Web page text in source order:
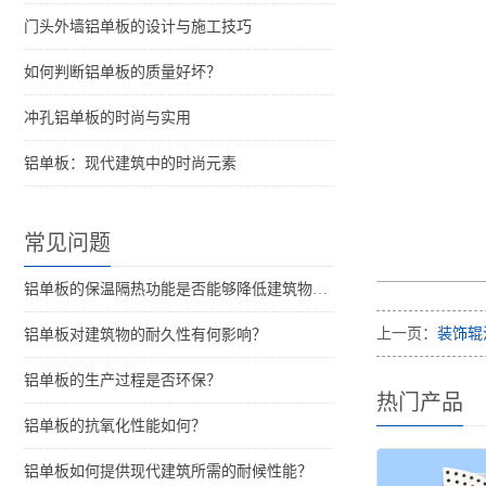
门头外墙铝单板的设计与施工技巧
如何判断铝单板的质量好坏？
冲孔铝单板的时尚与实用
铝单板：现代建筑中的时尚元素
常见问题
铝单板的保温隔热功能是否能够降低建筑物的能耗？
铝单板对建筑物的耐久性有何影响？
铝单板的生产过程是否环保？
铝单板的抗氧化性能如何？
铝单板如何提供现代建筑所需的耐候性能？
上一页： 装饰
热门产品